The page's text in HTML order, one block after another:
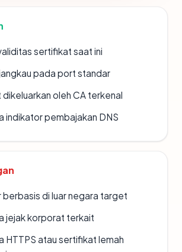
sertifikat saat ini
pada port standar
oleh CA terkenal
indikator pembajakan DNS
berbasis di luar negara target
jejak korporat terkait
HTTPS atau sertifikat lemah